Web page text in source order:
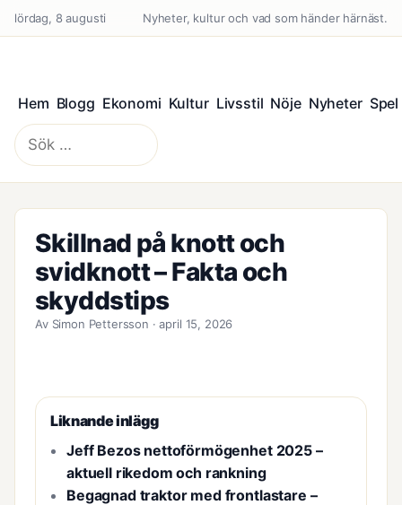
lördag, 8 augusti Nyheter, kultur och vad som händer härnäst.
Hem Blogg Ekonomi Kultur Livsstil Nöje Nyheter Spel
Sök
efter:
Skillnad på knott och
svidknott – Fakta och
skyddstips
Av Simon Pettersson · april 15, 2026
Liknande inlägg
Jeff Bezos nettoförmögenhet 2025 –
aktuell rikedom och rankning
Begagnad traktor med frontlastare –